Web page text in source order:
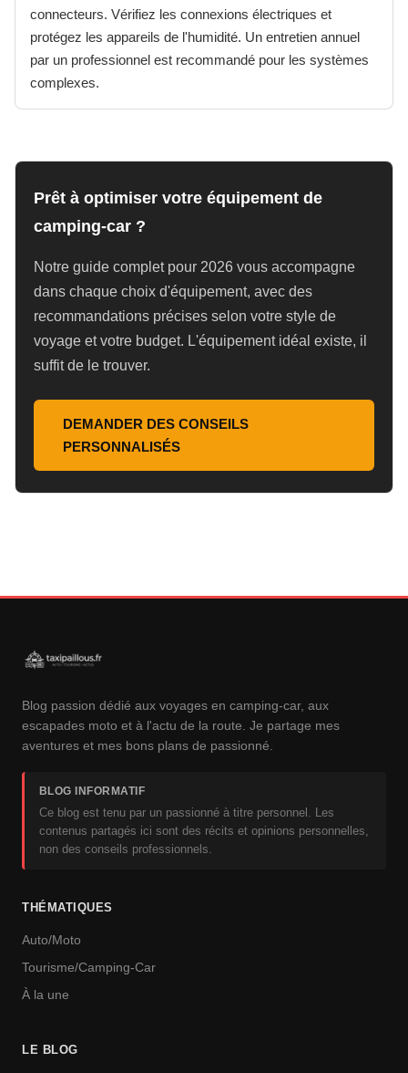
connecteurs. Vérifiez les connexions électriques et
protégez les appareils de l'humidité. Un entretien annuel
par un professionnel est recommandé pour les systèmes
complexes.
Prêt à optimiser votre équipement de
camping-car ?
Notre guide complet pour 2026 vous accompagne
dans chaque choix d'équipement, avec des
recommandations précises selon votre style de
voyage et votre budget. L'équipement idéal existe, il
suffit de le trouver.
DEMANDER DES CONSEILS
PERSONNALISÉS
Blog passion dédié aux voyages en camping-car, aux
escapades moto et à l'actu de la route. Je partage mes
aventures et mes bons plans de passionné.
BLOG INFORMATIF
Ce blog est tenu par un passionné à titre personnel. Les
contenus partagés ici sont des récits et opinions personnelles,
non des conseils professionnels.
THÉMATIQUES
Auto/Moto
Tourisme/Camping-Car
À la une
LE BLOG